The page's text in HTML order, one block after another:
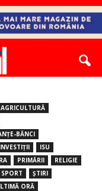
AGRICULTURĂ
BĂNCI
INVESTIȚII
ISU
PRIMĂRII
RELIGIE
SPORT
ȘTIRI
ORĂ